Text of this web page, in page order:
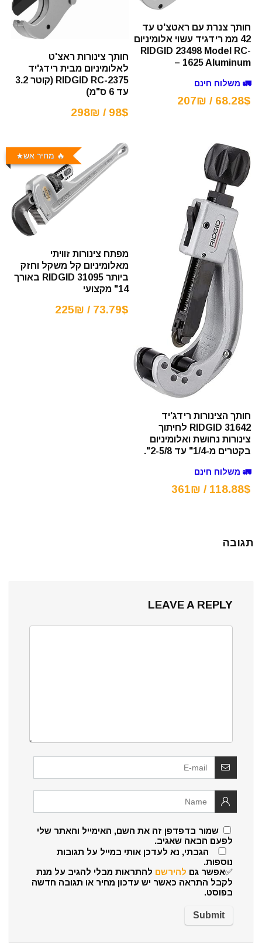
חותך צנרת עם ראטצ'ט עד
42 ממ רידגיד עשוי אלומיניום
RIDGID 23498 Model RC-
1625 Aluminum –
🚛 משלוח חינם
68.28$ / 207₪
חותך צינורות ראצ'ט
לאלומיניום מבית רידג'יד
RIDGID RC-2375 (קוטר 3.2
עד 6 ס"מ)
98$ / 298₪
חותך הצינורות רידג'יד
RIDGID 31642 לחיתוך
צינורות נחושת ואלומיניום
בקטרים מ-1/4" עד 2-5/8".
🚛 משלוח חינם
118.88$ / 361₪
🔥 מחיר אש
מפתח צינורות זוויתי
מאלומיניום קל משקל וחזק
ביותר RIDGID 31095 באורך
14" מקצועי
73.79$ / 225₪
תגובה
LEAVE A REPLY
שמור בדפדפן זה את השם, האימייל והאתר שלי
לפעם הבאה שאגיב.
הגבתי, נא לעדכן אותי במייל על תגובות
נוספות.
✅אפשר גם להירשם להתראות מבלי להגיב על מנת
לקבל התראה כאשר יש עדכון מחיר או תגובה חדשה
בפוסט.